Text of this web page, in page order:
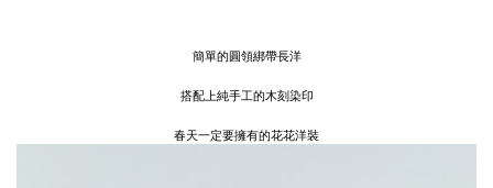
簡單的圓領綁帶長洋
搭配上純手工的木刻染印
春天一定要擁有的花花洋裝